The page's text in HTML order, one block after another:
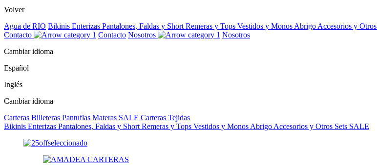
Volver
Agua de RIO Bikinis Enterizas Pantalones, Faldas y Short Remeras y Tops Vestidos y Monos Abrigo Accesorios y Otros
Contacto
Contacto Nosotros
Nosotros
Cambiar idioma
Español
Inglés
Cambiar idioma
Carteras Billeteras Pantuflas Materas SALE Carteras Tejidas
Bikinis Enterizas Pantalones, Faldas y Short Remeras y Tops Vestidos y Monos Abrigo Accesorios y Otros Sets SALE